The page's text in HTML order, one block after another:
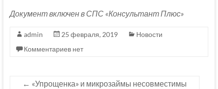
Документ включен в СПС «Консультант Плюс»
admin 25 февраля, 2019
Новости
Комментариев нет
← «Упрощенка» и микрозаймы несовместимы